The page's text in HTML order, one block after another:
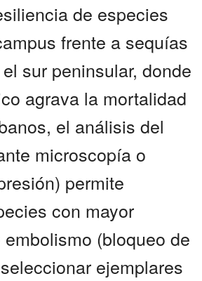
de especies
frente a sequías
sur peninsular, donde
agrava la mortalidad
el análisis del
microscopía o
permite
con mayor
(bloqueo de
ejemplares